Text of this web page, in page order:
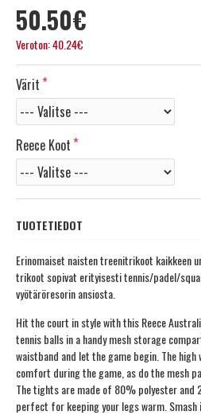
50.50€
Veroton: 40.24€
Värit
Reece Koot
TUOTETIEDOT
Erinomaiset naisten treenitrikoot kaikkeen
trikoot sopivat erityisesti tennis/padel/
vyötäröresorin ansiosta.
Hit the court in style with this Reece
tennis balls in a handy mesh storage
waistband and let the game begin. The
comfort during the game, as do the mesh
The tights are made of 80% polyester and
perfect for keeping your legs warm. Smash